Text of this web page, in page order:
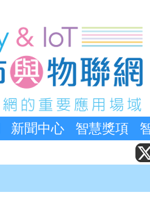
新聞中心 智慧獎項